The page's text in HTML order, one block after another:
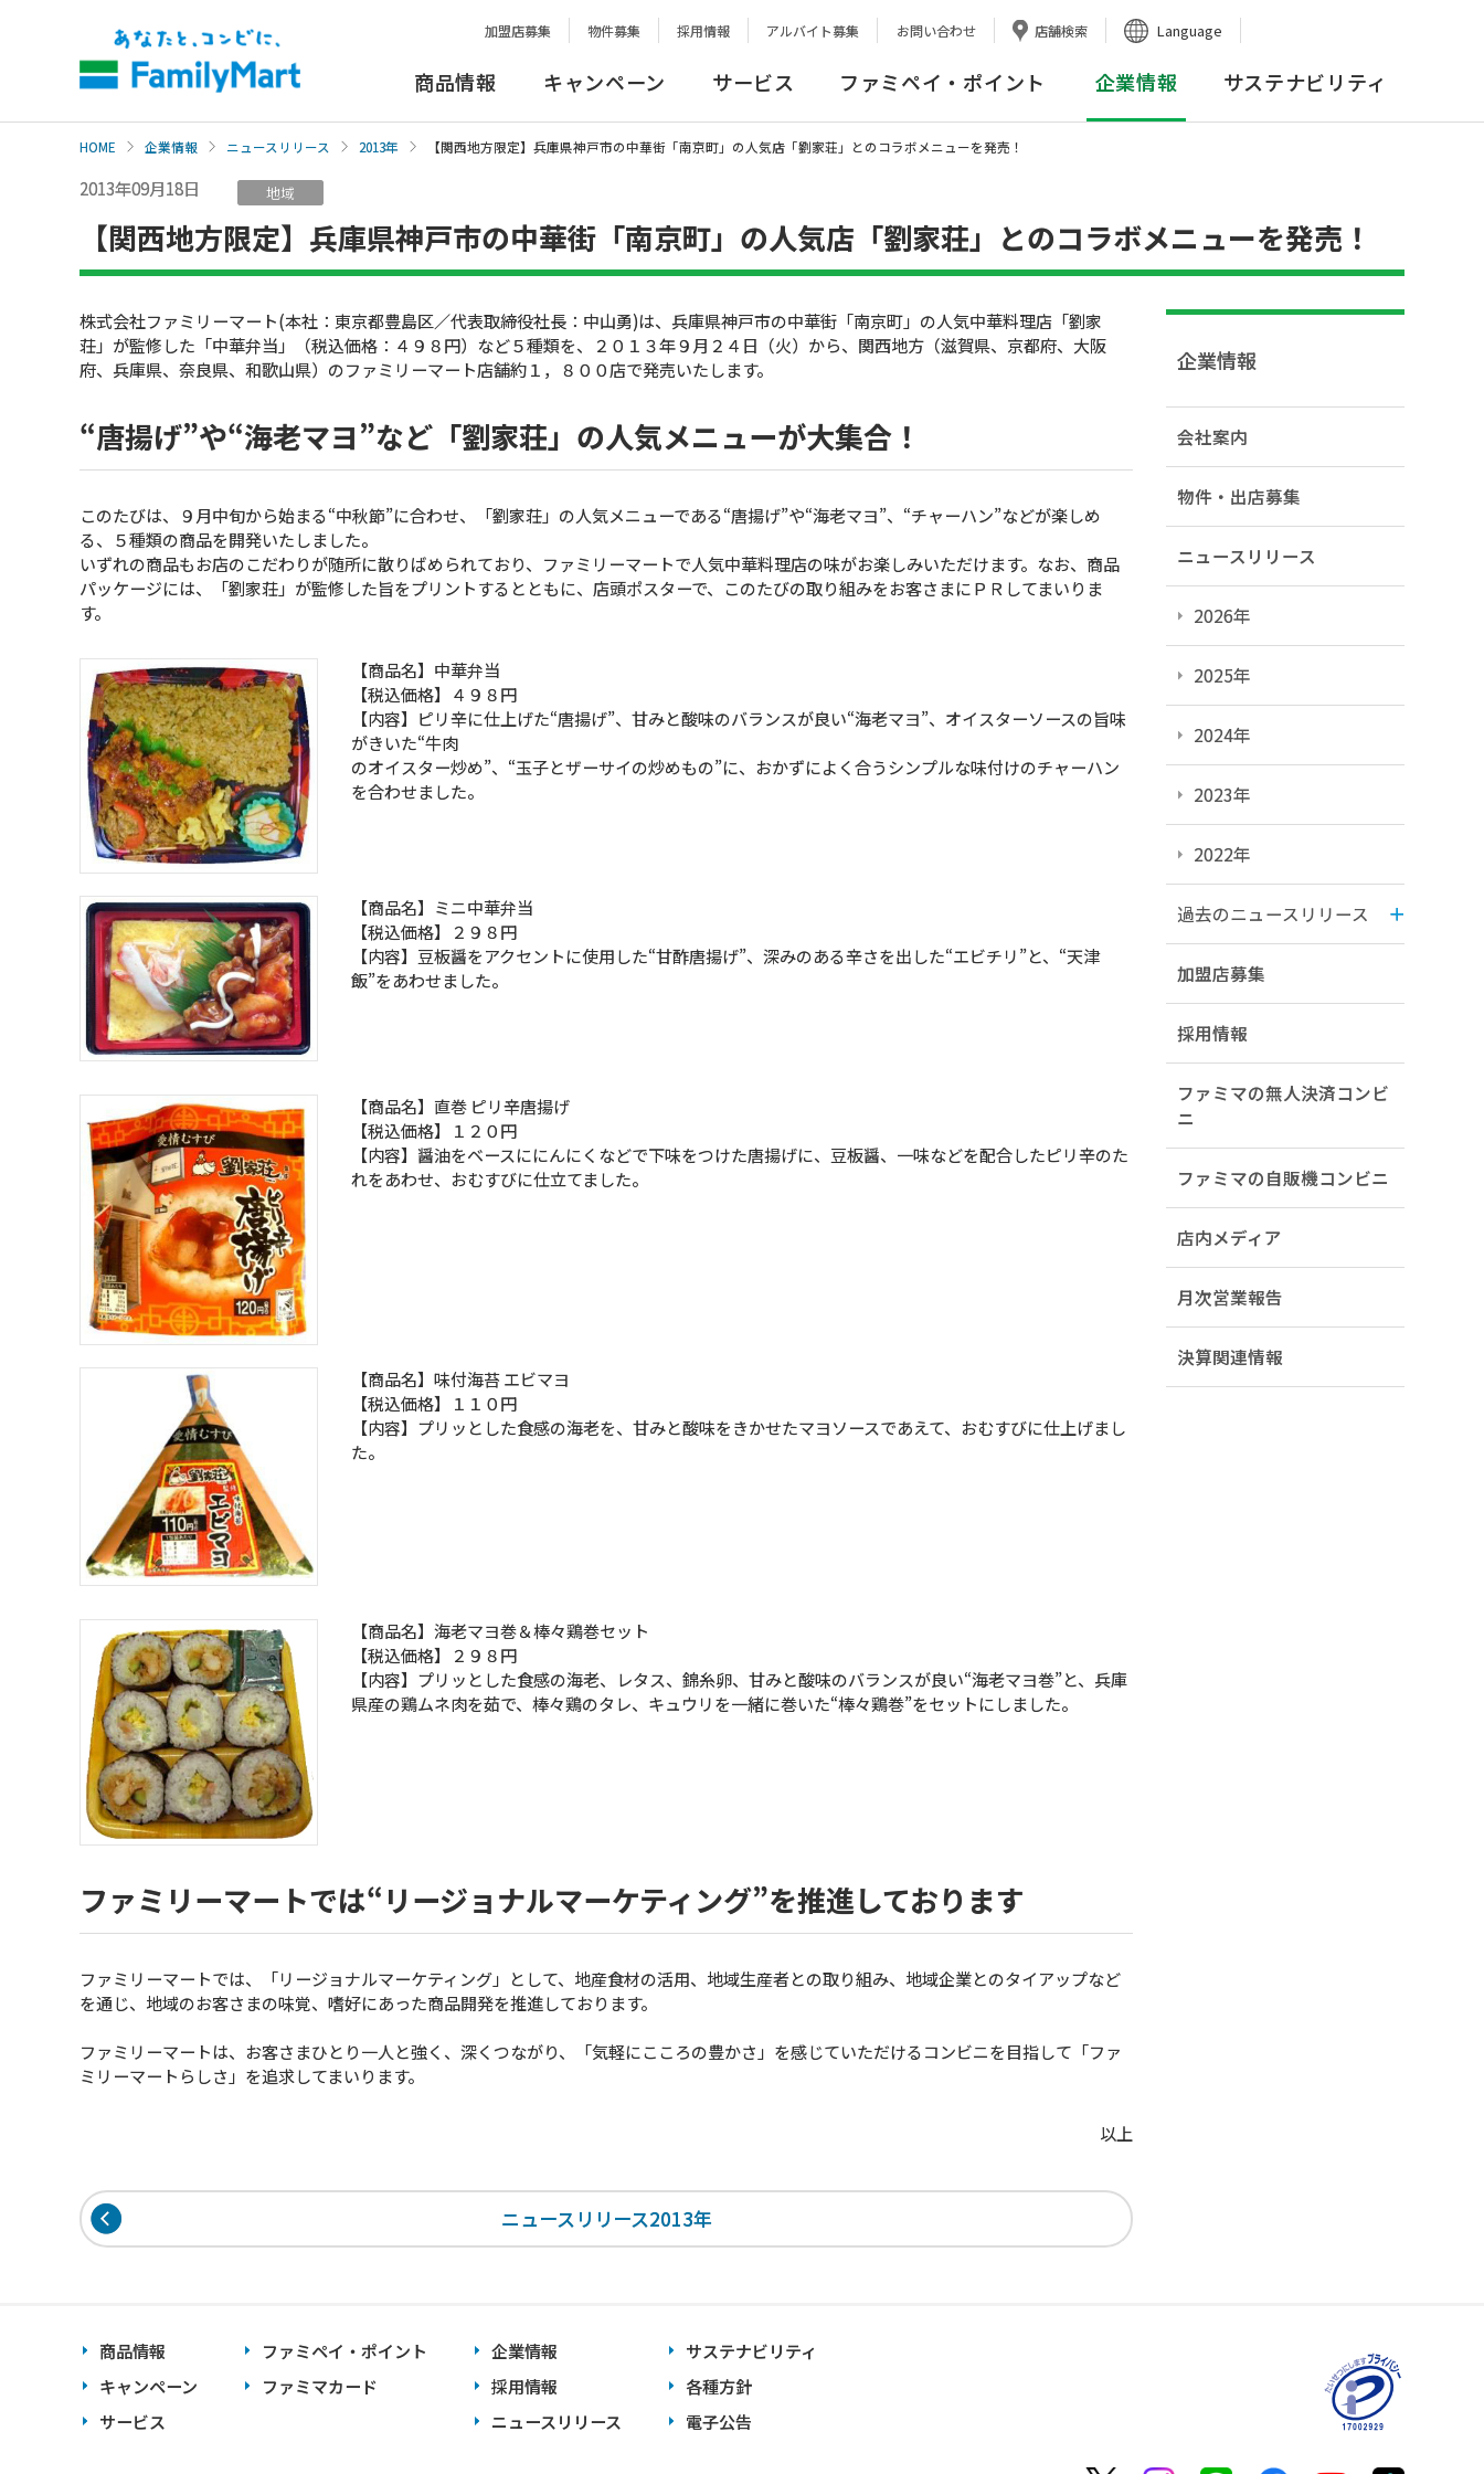
加盟店募集 物件募集 採用情報 アルバイト募集 お問い合わせ 店舗検索 Language
商品情報 キャンペーン サービス ファミペイ・ポイント 企業情報 サステナビリティ
HOME 企業情報 ニュースリリース 2013年 【関西地方限定】兵庫県神戸市の中華街「南京町」の人気店「劉家荘」とのコラボメニューを発売！
2013年09月18日 地域
【関西地方限定】兵庫県神戸市の中華街「南京町」の人気店「劉家荘」とのコラボメニューを発売！
株式会社ファミリーマート(本社：東京都豊島区／代表取締役社長：中山勇)は、兵庫県神戸市の中華街「南京町」の人気中華料理店「劉家
荘」が監修した「中華弁当」（税込価格：４９８円）など５種類を、２０１３年９月２４日（火）から、関西地方（滋賀県、京都府、大阪
府、兵庫県、奈良県、和歌山県）のファミリーマート店舗約１，８００店で発売いたします。
“唐揚げ”や“海老マヨ”など「劉家荘」の人気メニューが大集合！
このたびは、９月中旬から始まる“中秋節”に合わせ、「劉家荘」の人気メニューである“唐揚げ”や“海老マヨ”、“チャーハン”などが楽しめ
る、５種類の商品を開発いたしました。
いずれの商品もお店のこだわりが随所に散りばめられており、ファミリーマートで人気中華料理店の味がお楽しみいただけます。なお、商品
パッケージには、「劉家荘」が監修した旨をプリントするとともに、店頭ポスターで、このたびの取り組みをお客さまにＰＲしてまいりま
す。
【商品名】中華弁当
【税込価格】４９８円
【内容】ピリ辛に仕上げた“唐揚げ”、甘みと酸味のバランスが良い“海老マヨ”、オイスターソースの旨味
がきいた“牛肉
のオイスター炒め”、“玉子とザーサイの炒めもの”に、おかずによく合うシンプルな味付けのチャーハン
を合わせました。
【商品名】ミニ中華弁当
【税込価格】２９８円
【内容】豆板醤をアクセントに使用した“甘酢唐揚げ”、深みのある辛さを出した“エビチリ”と、“天津
飯”をあわせました。
【商品名】直巻 ピリ辛唐揚げ
【税込価格】１２０円
【内容】醤油をベースににんにくなどで下味をつけた唐揚げに、豆板醤、一味などを配合したピリ辛のた
れをあわせ、おむすびに仕立てました。
【商品名】味付海苔 エビマヨ
【税込価格】１１０円
【内容】プリッとした食感の海老を、甘みと酸味をきかせたマヨソースであえて、おむすびに仕上げまし
た。
【商品名】海老マヨ巻＆棒々鶏巻セット
【税込価格】２９８円
【内容】プリッとした食感の海老、レタス、錦糸卵、甘みと酸味のバランスが良い“海老マヨ巻”と、兵庫
県産の鶏ムネ肉を茹で、棒々鶏のタレ、キュウリを一緒に巻いた“棒々鶏巻”をセットにしました。
ファミリーマートでは“リージョナルマーケティング”を推進しております
ファミリーマートでは、「リージョナルマーケティング」として、地産食材の活用、地域生産者との取り組み、地域企業とのタイアップなど
を通じ、地域のお客さまの味覚、嗜好にあった商品開発を推進しております。
ファミリーマートは、お客さまひとり一人と強く、深くつながり、「気軽にこころの豊かさ」を感じていただけるコンビニを目指して「ファ
ミリーマートらしさ」を追求してまいります。
以上
ニュースリリース2013年
企業情報
会社案内
物件・出店募集
ニュースリリース
2026年
2025年
2024年
2023年
2022年
過去のニュースリリース
加盟店募集
採用情報
ファミマの無人決済コンビ
ニ
ファミマの自販機コンビニ
店内メディア
月次営業報告
決算関連情報
商品情報
キャンペーン
サービス
ファミペイ・ポイント
ファミマカード
企業情報
採用情報
ニュースリリース
サステナビリティ
各種方針
電子公告